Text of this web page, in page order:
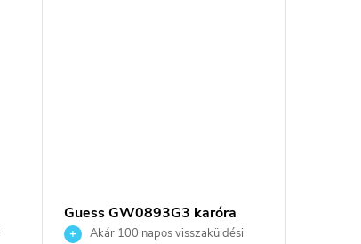
Guess GW0893G3 karóra
Akár 100 napos visszaküldési